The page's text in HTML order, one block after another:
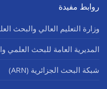
روابط مفيدة
وزارة التعليم العالي والبحث
المديرية العامة للبحث العلمي
شبكة البحث الجزائرية (ARN)